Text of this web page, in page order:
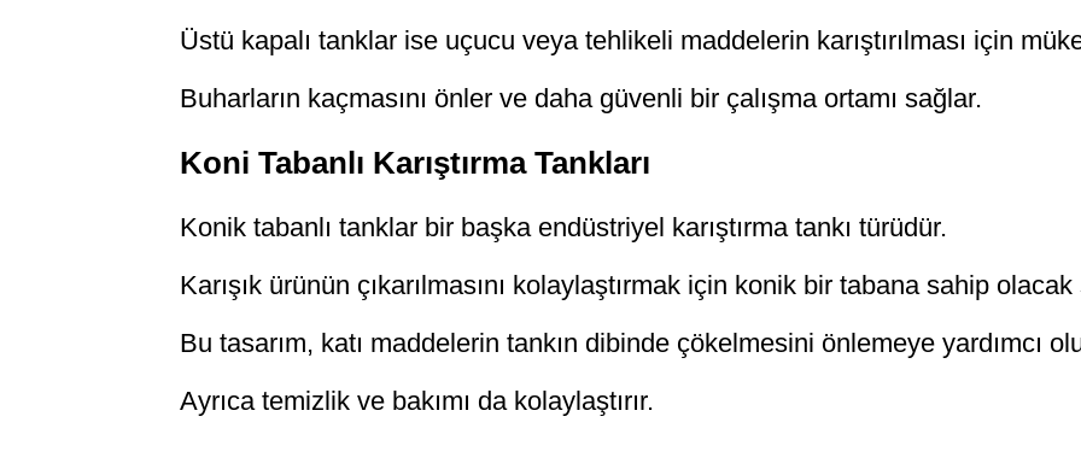
Üstü kapalı tanklar ise uçucu veya tehlikeli maddelerin karıştırılması için
Buharların kaçmasını önler ve daha güvenli bir çalışma ortamı sağlar.
Koni Tabanlı Karıştırma Tankları
Konik tabanlı tanklar bir başka endüstriyel karıştırma tankı türüdür.
Karışık ürünün çıkarılmasını kolaylaştırmak için konik bir tabana sahip
Bu tasarım, katı maddelerin tankın dibinde çökelmesini önlemeye yardımcı
Ayrıca temizlik ve bakımı da kolaylaştırır.